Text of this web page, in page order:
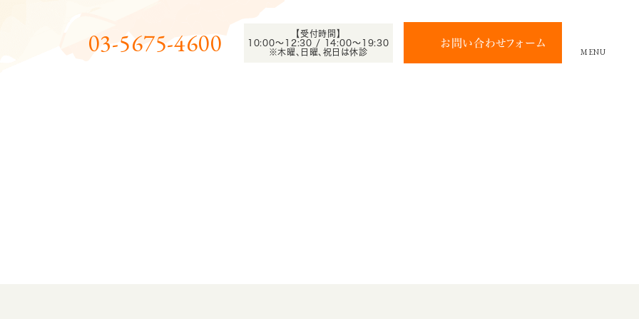
03-5675-4600
【受付時間】
10:00～12:30 / 14:00～19:30
※木曜、日曜、祝日は休診
お問い合わせフォーム
MENU